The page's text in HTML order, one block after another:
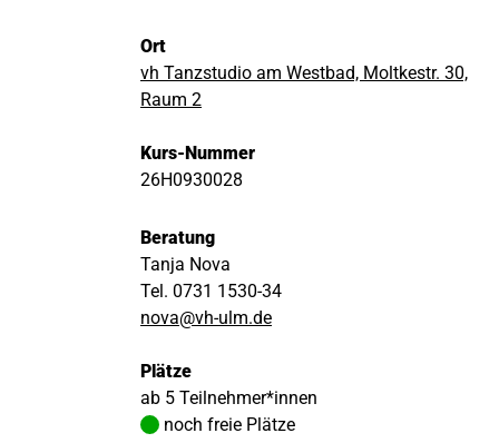
Ort
vh Tanzstudio am Westbad, Moltkestr. 30,
Raum 2
Kurs-Nummer
26H0930028
Beratung
Tanja Nova
Tel. 0731 1530-34
nova@vh-ulm.de
Plätze
ab 5 Teilnehmer*innen
noch freie Plätze